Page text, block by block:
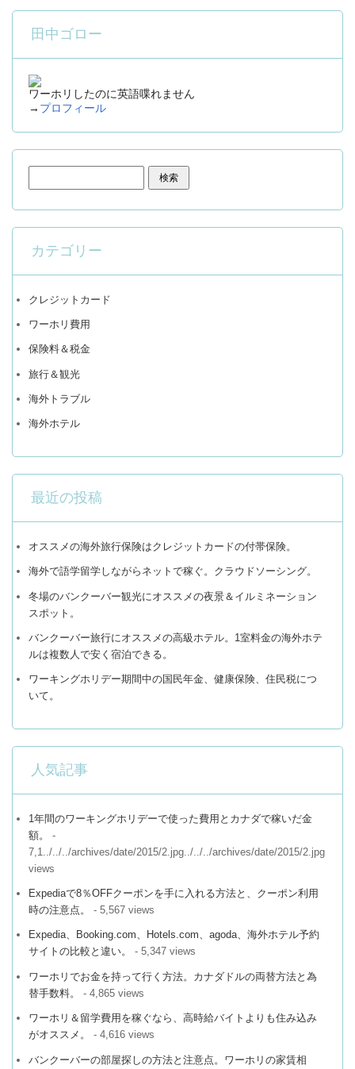
田中ゴロー
ワーホリしたのに英語喋れません
→ プロフィール
カテゴリー
クレジットカード
ワーホリ費用
保険料＆税金
旅行＆観光
海外トラブル
海外ホテル
最近の投稿
オススメの海外旅行保険はクレジットカードの付帯保険。
海外で語学留学しながらネットで稼ぐ。クラウドソーシング。
冬場のバンクーバー観光にオススメの夜景＆イルミネーション
スポット。
バンクーバー旅行にオススメの高級ホテル。1室料金の海外ホテ
ルは複数人で安く宿泊できる。
ワーキングホリデー期間中の国民年金、健康保険、住民税につ
いて。
人気記事
1年間のワーキングホリデーで使った費用とカナダで稼いだ金
額。
-
7,1../../../archives/date/2015/2.jpg../../../archives/date/2015/2.jpg
views
Expediaで8％OFFクーポンを手に入れる方法と、クーポン利用
時の注意点。
- 5,567 views
Expedia、Booking.com、Hotels.com、agoda、海外ホテル予約
サイトの比較と違い。
- 5,347 views
ワーホリでお金を持って行く方法。カナダドルの両替方法と為
替手数料。
- 4,865 views
ワーホリ＆留学費用を稼ぐなら、高時給バイトよりも住み込み
がオススメ。
- 4,616 views
バンクーバーの部屋探しの方法と注意点。ワーホリの家賃相